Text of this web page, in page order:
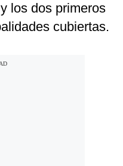
los dos primeros
cubiertas.